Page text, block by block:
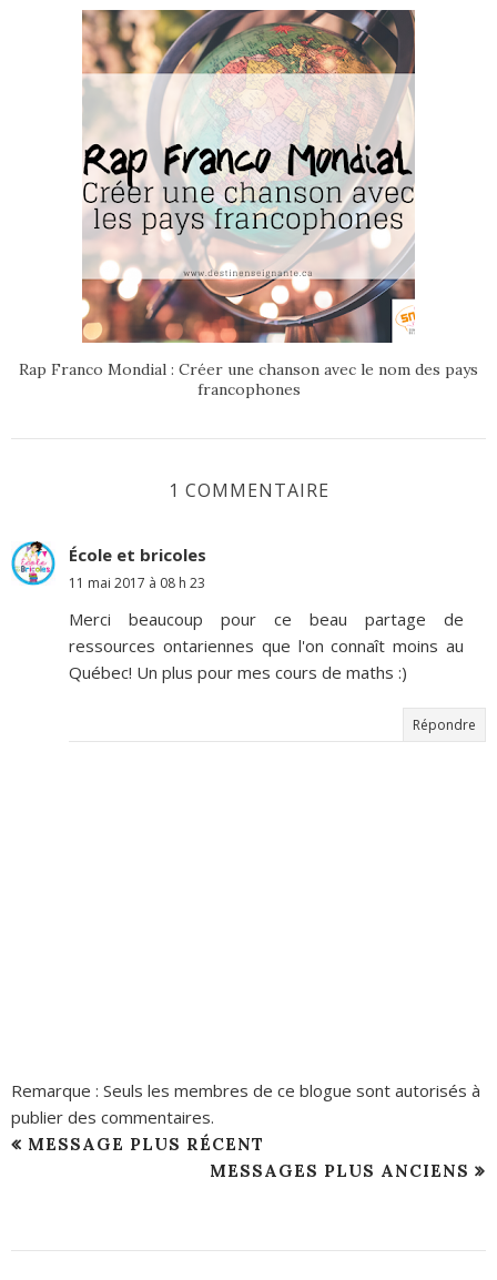
Rap Franco Mondial : Créer une chanson avec le nom des pays
francophones
1 COMMENTAIRE
École et bricoles
11 mai 2017 à 08 h 23
Merci beaucoup pour ce beau partage de
ressources ontariennes que l'on connaît moins au
Québec! Un plus pour mes cours de maths :)
Répondre
Remarque : Seuls les membres de ce blogue sont autorisés à
publier des commentaires.
MESSAGE PLUS RÉCENT
MESSAGES PLUS ANCIENS